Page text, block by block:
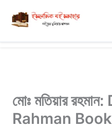
content
মোঃ মতিয়ার
Rahman